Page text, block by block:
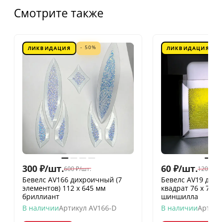
Смотрите также
ЛИКВИДАЦИЯ - 50%
300 ₽/шт.600 ₽/шт.
Бевелс AV166 дихроичный (7
элементов) 112 х 645 мм
бриллиант
В наличииАртикул AV166-D
ЛИКВИДАЦИЯ
60 ₽/шт.120
Бевелс AV19
квадрат 76 х 76
шиншилла
В наличии